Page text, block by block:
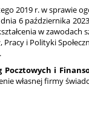
2019 r. w sprawie
6 października
w
i Polityki
i
własnej firmy